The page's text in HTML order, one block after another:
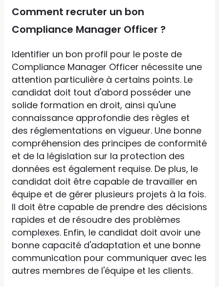
Comment recruter un bon
Compliance Manager Officer ?
Identifier un bon profil pour le poste de
Compliance Manager Officer nécessite une
attention particulière à certains points. Le
candidat doit tout d'abord posséder une
solide formation en droit, ainsi qu'une
connaissance approfondie des règles et
des réglementations en vigueur. Une bonne
compréhension des principes de conformité
et de la législation sur la protection des
données est également requise. De plus, le
candidat doit être capable de travailler en
équipe et de gérer plusieurs projets à la fois.
Il doit être capable de prendre des décisions
rapides et de résoudre des problèmes
complexes. Enfin, le candidat doit avoir une
bonne capacité d'adaptation et une bonne
communication pour communiquer avec les
autres membres de l'équipe et les clients.